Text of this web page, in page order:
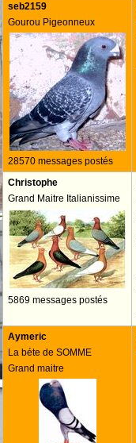
seb2159
Gourou Pigeonneux
28570 messages postés
Christophe
Grand Maitre Italianissime
5869 messages postés
Aymeric
La béte de SOMME
Grand maitre